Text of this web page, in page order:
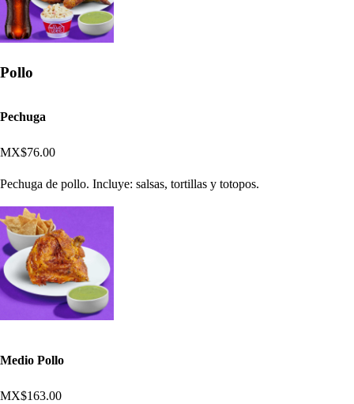
Pollo
Pechuga
MX$76.00
Pechuga de pollo. Incluye: salsas, tortillas y totopos.
Medio Pollo
MX$163.00